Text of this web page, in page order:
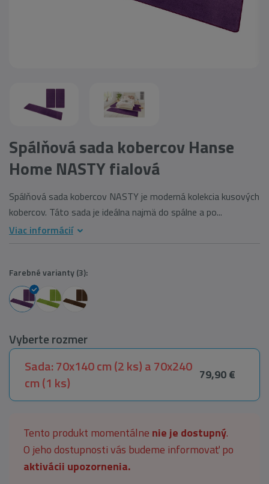
Spálňová sada kobercov Hanse
Home NASTY fialová
Spálňová sada kobercov NASTY je moderná kolekcia kusových
kobercov. Táto sada je ideálna najmä do spálne a po...
Viac informácií
Farebné varianty (3):
Vyberte rozmer
Sada: 70x140 cm (2 ks) a 70x240
cm (1 ks)
79,90 €
Tento produkt momentálne nie je dostupný.
O jeho dostupnosti vás budeme informovať po
aktivácii upozornenia.